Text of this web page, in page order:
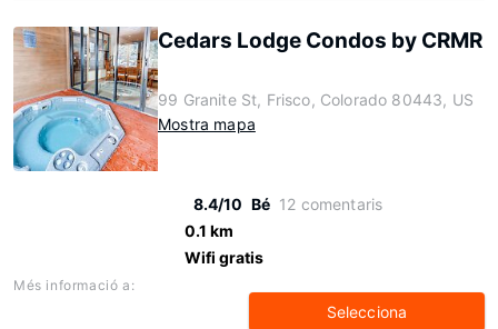
Cedars Lodge Condos by CRMR
99 Granite St, Frisco, Colorado 80443, US
Mostra mapa
8.4/10 Bé 12 comentaris
0.1 km
Wifi gratis
Més informació a:
Selecciona